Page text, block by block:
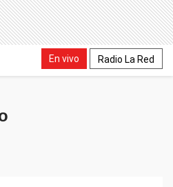
En vivo Radio La Red